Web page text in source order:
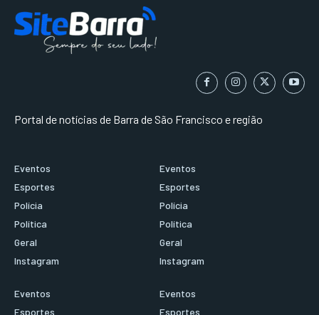
Portal de notícias de Barra de São Francisco e região
Eventos
Esportes
Polícia
Política
Geral
Instagram
Eventos
Esportes
Polícia
Política
Geral
Instagram
Eventos
Esportes
Eventos
Esportes